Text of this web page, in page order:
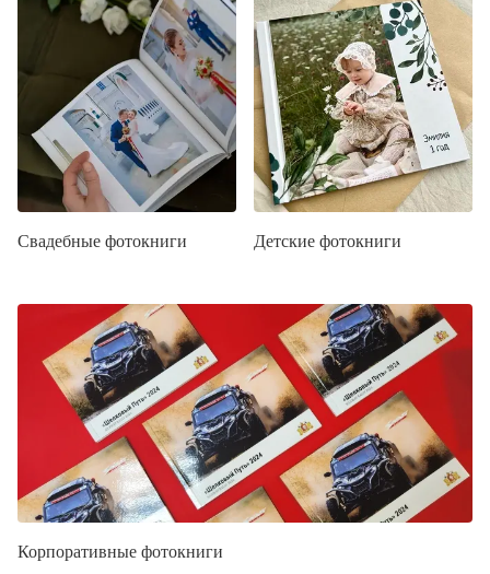
Свадебные фотокниги Детские фотокниги
Корпоративные фотокниги